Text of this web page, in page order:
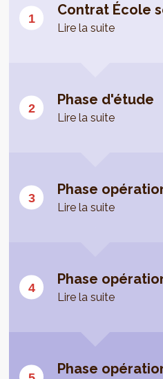
Contrat École
Lire la suite
Phase d'étude
Lire la suite
Phase
Lire la suite
Phase
Lire la suite
Phase